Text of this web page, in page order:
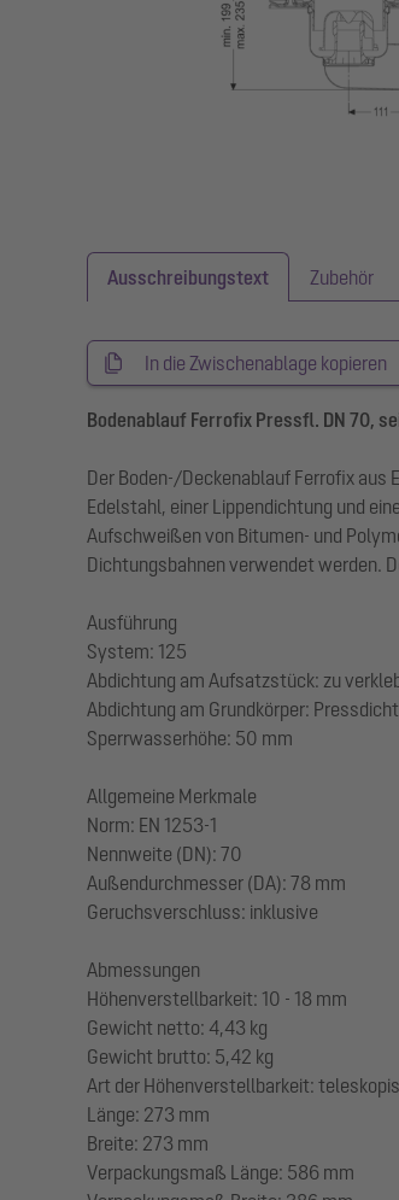
Ausschreibungstext Zubehör
In die Zwischenablage kopieren
Bodenablauf Ferrofix Pressfl. DN 70,
Der Boden-/Deckenablauf Ferrofix
Edelstahl, einer Lippendichtung und
Aufschweißen von Bitumen- und
Dichtungsbahnen verwendet werden.
Ausführung
System: 125
Abdichtung am Aufsatzstück: zu
Abdichtung am Grundkörper:
Sperrwasserhöhe: 50 mm
Allgemeine Merkmale
Norm: EN 1253-1
Nennweite (DN): 70
Außendurchmesser (DA): 78 mm
Geruchsverschluss: inklusive
Abmessungen
Höhenverstellbarkeit: 10 - 18 mm
Gewicht netto: 4,43 kg
Gewicht brutto: 5,42 kg
Art der Höhenverstellbarkeit:
Länge: 273 mm
Breite: 273 mm
Verpackungsmaß Länge: 586 mm